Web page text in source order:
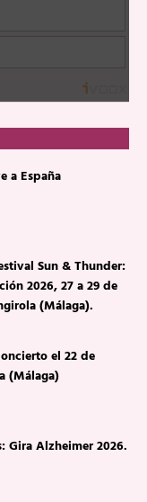
a España
Sun & Thunder:
2026, 27 a 29 de
(Málaga).
el 22 de
(Málaga)
Gira Alzheimer 2026.